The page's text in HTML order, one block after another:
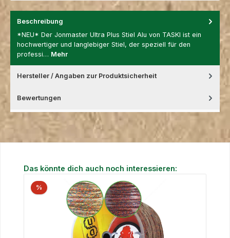
Beschreibung
*NEU* Der Jonmaster Ultra Plus Stiel Alu von TASKI ist ein
hochwertiger und langlebiger Stiel, der speziell für den
professi… Mehr
Hersteller / Angaben zur Produktsicherheit
Bewertungen
Produktgalerie überspringen
Das könnte dich auch noch interessieren:
%